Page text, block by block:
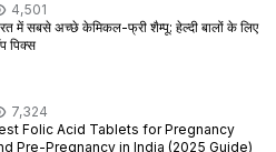
4,501
में सबसे अच्छे केमिकल-फ्री शैम्पू: हेल्दी बालों के लिए
पिक्स
7,324
Folic Acid Tablets for Pregnancy
Pre-Pregnancy in India (2025 Guide)